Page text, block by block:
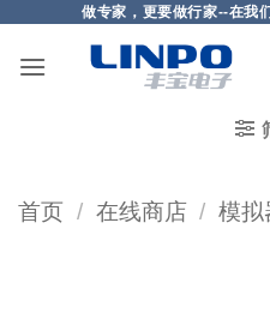
做专家，更要做行家--在我
首页 / 在线商店 / 模拟